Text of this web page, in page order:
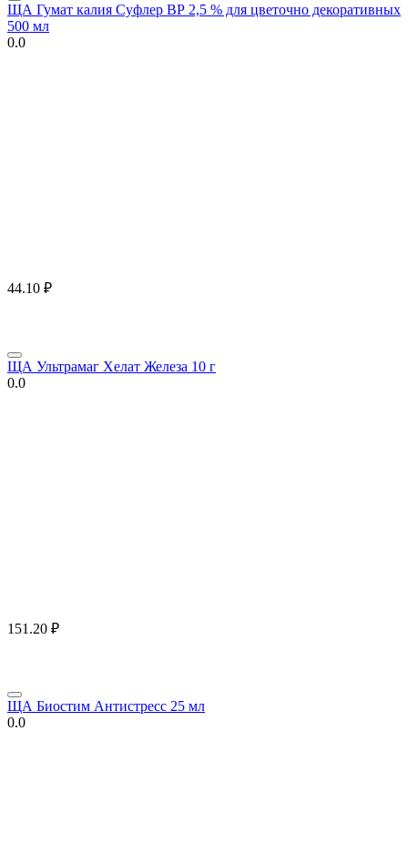
ЩА Гумат калия Суфлер ВР 2,5 % для цветочно декоративных
500 мл
0.0
44.10 ₽
ЩА Ультрамаг Хелат Железа 10 г
0.0
151.20 ₽
ЩА Биостим Антистресс 25 мл
0.0